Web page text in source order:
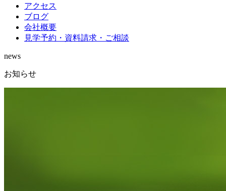
アクセス
ブログ
会社概要
見学予約・資料請求・ご相談
news
お知らせ